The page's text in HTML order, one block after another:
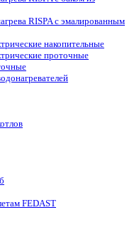
RISPA с эмалированным
накопительные
проточные
FEDAST